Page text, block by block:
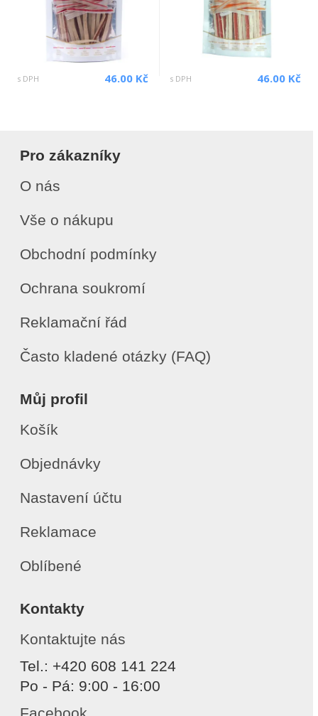
s DPH 46.00 Kč s DPH 46.00 Kč
Pro zákazníky
O nás
Vše o nákupu
Obchodní podmínky
Ochrana soukromí
Reklamační řád
Často kladené otázky (FAQ)
Můj profil
Košík
Objednávky
Nastavení účtu
Reklamace
Oblíbené
Kontakty
Kontaktujte nás
Tel.: +420 608 141 224
Po - Pá: 9:00 - 16:00